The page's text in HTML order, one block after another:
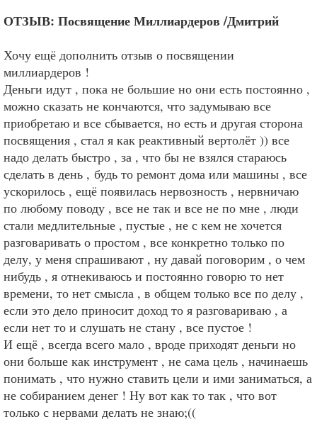
ОТЗЫВ: Посвящение Миллиардеров /Дмитрий
Хочу ещё дополнить отзыв о посвящении
миллиардеров !
Деньги идут , пока не большие но они есть постоянно ,
можно сказать не кончаются, что задумываю все
приобретаю и все сбывается, но есть и другая сторона
посвящения , стал я как реактивный вертолёт )) все
надо делать быстро , за , что бы не взялся стараюсь
сделать в день , будь то ремонт дома или машины , все
ускорилось , ещё появилась нервозность , нервничаю
по любому поводу , все не так и все не по мне , люди
стали медлительные , пустые , не с кем не хочется
разговаривать о простом , все конкретно только по
делу, у меня спрашивают , ну давай поговорим , о чем
нибудь , я отнекиваюсь и постоянно говорю то нет
времени, то нет смысла , в общем только все по делу ,
если это дело приносит доход то я разговариваю , а
если нет то и слушать не стану , все пустое !
И ещё , всегда всего мало , вроде приходят деньги но
они больше как инструмент , не сама цель , начинаешь
понимать , что нужно ставить цели и ими заниматься, а
не собиранием денег ! Ну вот как то так , что вот
только с нервами делать не знаю;((